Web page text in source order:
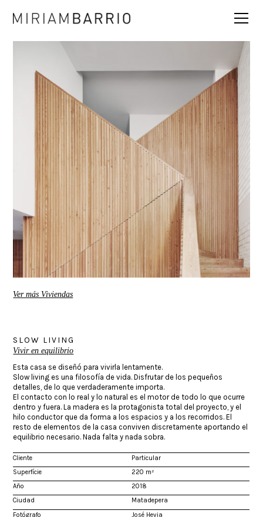
Ver más Viviendas
SLOW LIVING
Vivir en equilibrio
Esta casa se diseñó para vivirla lentamente.
Slow living es una filosofía de vida. Disfrutar de los pequeños
detalles, de lo que verdaderamente importa.
El contacto con lo real y lo natural es el motor de todo lo que ocurre
dentro y fuera. La madera es la protagonista total del proyecto, y el
hilo conductor que da forma a los espacios y a los recorridos. El
resto de elementos de la casa conviven discretamente aportando el
equilibrio necesario. Nada falta y nada sobra.
Cliente
Particular
Superfície
220 m²
Año
2018
Ciudad
Matadepera
Fotógrafo
José Hevia